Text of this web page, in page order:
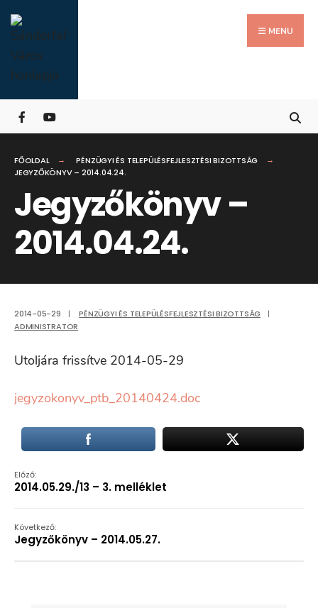
Skip
to
content
MENU
FŐOLDAL
PÉNZÜGYI ÉS TELEPÜLÉSFEJLESZTÉSI BIZOTTSÁG
JEGYZŐKÖNYV – 2014.04.24.
Jegyzőkönyv –
2014.04.24.
2014-05-29 | PÉNZÜGYI ÉS TELEPÜLÉSFEJLESZTÉSI BIZOTTSÁG
|
ADMINISTRATOR
Utoljára frissítve 2014-05-29
jegyzokonyv_ptb_20140424.doc
Előző:
2014.05.29./13 – 3. melléklet
Következő:
Jegyzőkönyv – 2014.05.27.
for:
Close